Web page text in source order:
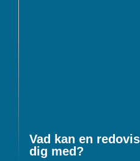
Vad kan en
dig med?